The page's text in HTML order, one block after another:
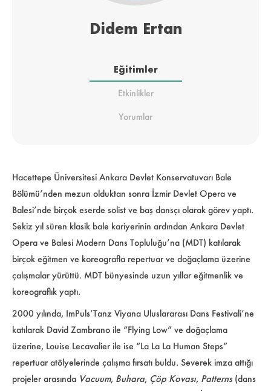
Didem Ertan
Eğitimler
Etkinlikler
Yorumlar
Hacettepe Üniversitesi Ankara Devlet Konservatuvarı Bale
Bölümü’nden mezun olduktan sonra İzmir Devlet Opera ve
Balesi’nde birçok eserde solist ve baş dansçı olarak görev yaptı.
Sekiz yıl süren klasik bale kariyerinin ardından Ankara Devlet
Opera ve Balesi Modern Dans Topluluğu’na (MDT) katılarak
birçok eğitmen ve koreografla repertuar ve doğaçlama üzerine
çalışmalar yürüttü. MDT bünyesinde uzun yıllar eğitmenlik ve
koreograflık yaptı.
2000 yılında, ImPuls’Tanz Viyana Uluslararası Dans Festivali’ne
katılarak David Zambrano ile “Flying Low” ve doğaçlama
üzerine, Louise Lecavalier ile ise “La La La Human Steps”
repertuar atölyelerinde çalışma fırsatı buldu. Severek imza attığı
projeler arasında Vacuum, Buhara, Çöp Kovası, Patterns(dans